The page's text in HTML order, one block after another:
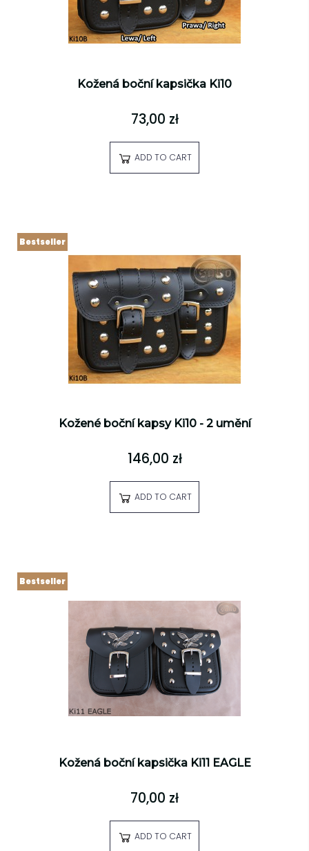
Kožená boční kapsička Ki10
73,00 zł
ADD TO CART
Kožené boční kapsy Ki10 - 2 umění
146,00 zł
ADD TO CART
Bestseller
Kožená boční kapsička Ki11 EAGLE
70,00 zł
ADD TO CART
Bestseller